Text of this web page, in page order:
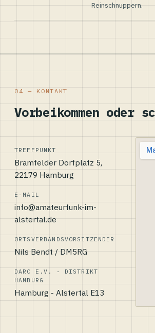
Reinschnuppern.
04 — KONTAKT
Vorbeikommen oder
TREFFPUNKT
Bramfelder Dorfplatz 5,
22179 Hamburg
E-MAIL
info@amateurfunk-im-
alstertal.de
ORTSVERBANDSVORSITZENDER
Nils Bendt / DM5RG
DARC E.V. - DISTRIKT
HAMBURG
Hamburg - Alstertal E13